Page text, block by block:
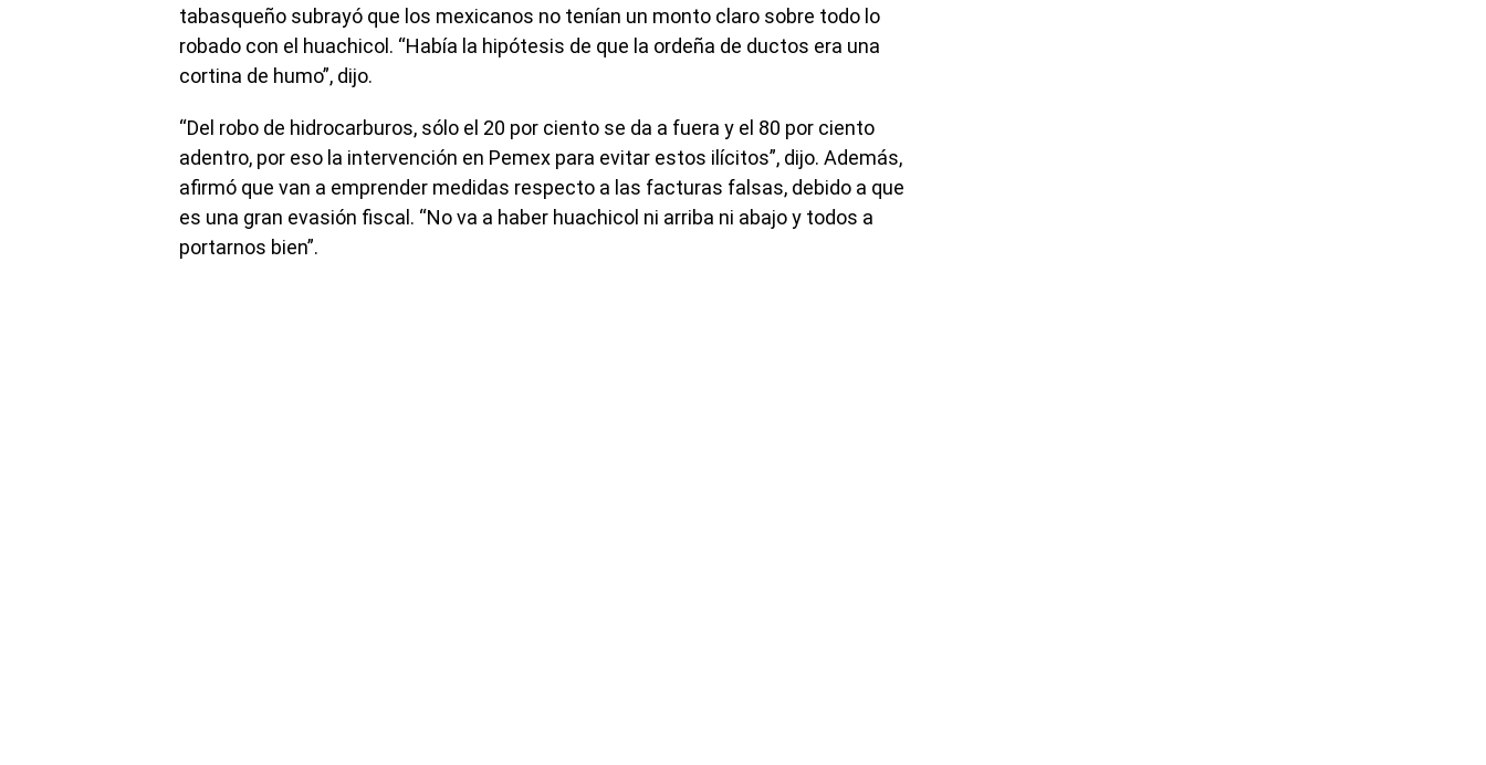
tabasqueño subrayó que los mexicanos no tenían un monto claro sobre todo lo
robado con el huachicol. “Había la hipótesis de que la ordeña de ductos era una
cortina de humo”, dijo.
“Del robo de hidrocarburos, sólo el 20 por ciento se da a fuera y el 80 por ciento
adentro, por eso la intervención en Pemex para evitar estos ilícitos”, dijo. Además,
afirmó que van a emprender medidas respecto a las facturas falsas, debido a que
es una gran evasión fiscal. “No va a haber huachicol ni arriba ni abajo y todos a
portarnos bien”.